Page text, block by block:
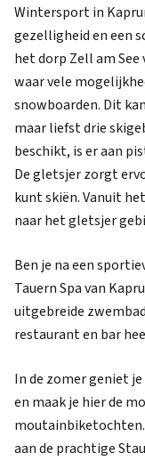
Wintersport in
gezelligheid en een
het dorp Zell am
waar vele
snowboarden. Dit
maar liefst drie
beschikt, is er aan
De gletsjer zorgt
kunt skiën. Vanuit
naar het gletsjer
Ben je na een
Tauern Spa van
uitgebreide
restaurant en bar
In de zomer geniet
en maak je hier de
moutainbiketochten.
aan de prachtige